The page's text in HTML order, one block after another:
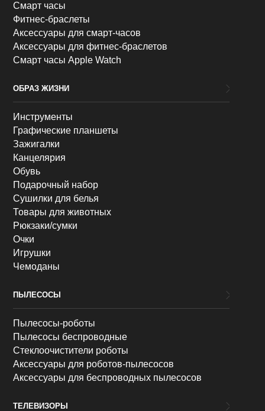
Смарт часы
Фитнес-браслеты
Аксессуары для смарт-часов
Аксессуары для фитнес-браслетов
Смарт часы Apple Watch
ОБРАЗ ЖИЗНИ
Инструменты
Графические планшеты
Зажигалки
Канцелярия
Обувь
Подарочный набор
Сушилки для белья
Товары для животных
Рюкзаки/сумки
Очки
Игрушки
Чемоданы
ПЫЛЕСОСЫ
Пылесосы-роботы
Пылесосы беспроводные
Стеклоочистители роботы
Аксессуары для роботов-пылесосов
Аксессуары для беспроводных пылесосов
ТЕЛЕВИЗОРЫ